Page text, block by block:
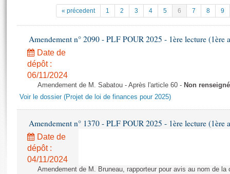
Projets de loi
Propositions de loi
Amendements
Textes adoptés
Rapports d'enquête
Rapports législatifs
Rapports sur l'application des lois
Baromètre de l’application des lois
Documents de référence
( Constitution | Règlement de l'Assemblée ... )
Histoire
Juniors
Anciennes législatures
Liens vers les sites publics
La Bibliothèque
Contacts et plan d'accès
Photos libres de droit
« précedent 1 2 3 4 5 6 7 8 9
Amendement n° 2090 - PLF POUR 2025 - 1ère lecture (1ère
Date de
dépôt :
06/11/2024
Amendement de M. Sabatou - Après l'article 60 - Non renseigné
Voir le dossier (Projet de loi de finances pour 2025)
Amendement n° 1370 - PLF POUR 2025 - 1ère lecture (1ère
Date de
dépôt :
04/11/2024
Amendement de M. Bruneau, rapporteur pour avis au nom de